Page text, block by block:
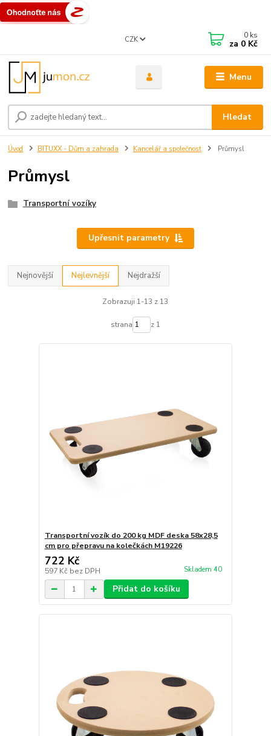
Menu
CZK
Hledat
0 ks
za 0 Kč
Úvod BITUXX - Dům a zahrada Kancelář a společnost Průmysl
Průmysl
Transportní vozíky
Upřesnit parametry
Nejnovější Nejlevnější Nejdražší
Zobrazuji 1-13 z 13
strana z 1
Transportní vozík do 200 kg MDF deska 58x28,5
cm pro přepravu na kolečkách M19226
722 Kč
597 Kč bez DPH Skladem 40
Přidat do košíku